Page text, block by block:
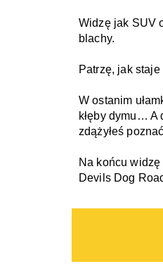
Widzę jak SUV
blachy.
Patrzę, jak
W ostanim
kłęby dymu… A
zdążyłeś
Na końcu
Devils Dog